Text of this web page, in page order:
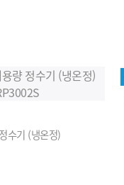
수기 (냉온정)